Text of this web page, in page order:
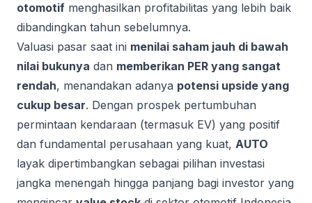
otomotif menghasilkan profitabilitas yang lebih baik
dibandingkan tahun sebelumnya.
Valuasi pasar saat ini menilai saham jauh di bawah
nilai bukunya dan memberikan PER yang sangat
rendah, menandakan adanya potensi upside yang
cukup besar. Dengan prospek pertumbuhan
permintaan kendaraan (termasuk EV) yang positif
dan fundamental perusahaan yang kuat, AUTO
layak dipertimbangkan sebagai pilihan investasi
jangka menengah hingga panjang bagi investor yang